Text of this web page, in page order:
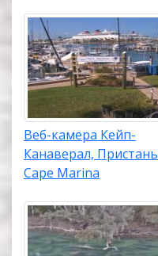
Веб-камера Кейп-
Канаверал, Пристань
Cape Marina